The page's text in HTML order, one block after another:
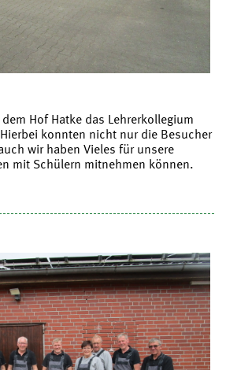
Hof Hatke das Lehrerkollegium
konnten nicht nur die Besucher
wir haben Vieles für unsere
mit Schülern mitnehmen können.